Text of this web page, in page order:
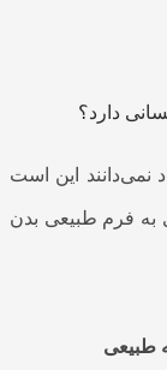
دارد؟
نمی‌دانند این است
به فرم طبیعی بدن
طبیعی